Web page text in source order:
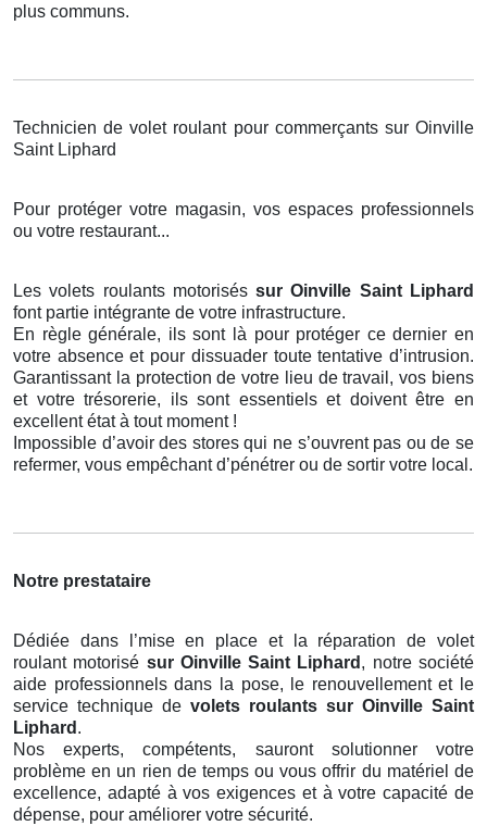
plus communs.
Technicien de volet roulant pour commerçants sur Oinville
Saint Liphard
Pour protéger votre magasin, vos espaces professionnels
ou votre restaurant...
Les volets roulants motoriséssur Oinville Saint Liphard
font partie intégrante de votre infrastructure.
En règle générale, ils sont là pour protéger ce dernier en
votre absence et pour dissuader toute tentative d’intrusion.
Garantissant la protection de votre lieu de travail, vos biens
et votre trésorerie, ils sont essentiels et doivent être en
excellent état à tout moment !
Impossible d’avoir des stores qui ne s’ouvrent pas ou de se
refermer, vous empêchant d’pénétrer ou de sortir votre local.
Notre prestataire
Dédiée dans l’mise en place et la réparation de volet
roulant motorisé sur Oinville Saint Liphard , notre société
aide professionnels dans la pose, le renouvellement et le
service technique de volets roulants sur Oinville Saint
Liphard .
Nos experts, compétents, sauront solutionner votre
problème en un rien de temps ou vous offrir du matériel de
excellence, adapté à vos exigences et à votre capacité de
dépense, pour améliorer votre sécurité.